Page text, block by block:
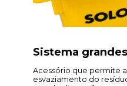
Sistema
Acessório que permite
esvaziamento do